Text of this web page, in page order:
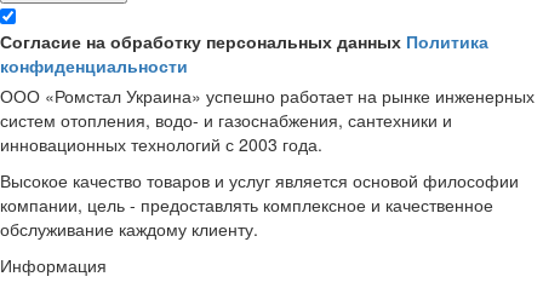
Согласие на обработку персональных данных Политика
конфиденциальности
ООО «Ромстал Украина» успешно работает на рынке инженерных
систем отопления, водо- и газоснабжения, сантехники и
инновационных технологий с 2003 года.
Высокое качество товаров и услуг является основой философии
компании, цель - предоставлять комплексное и качественное
обслуживание каждому клиенту.
Информация